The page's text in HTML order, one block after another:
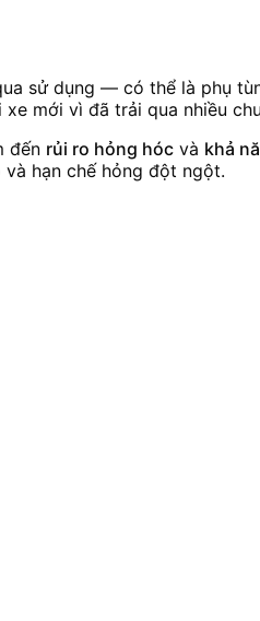
sử dụng — có thể là phụ
mới vì đã trải qua nhiều
đến rủi ro hỏng hóc và khả
và hạn chế hỏng đột ngột.